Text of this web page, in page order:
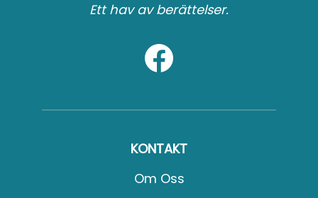
Ett hav av berättelser.
KONTAKT
Om Oss